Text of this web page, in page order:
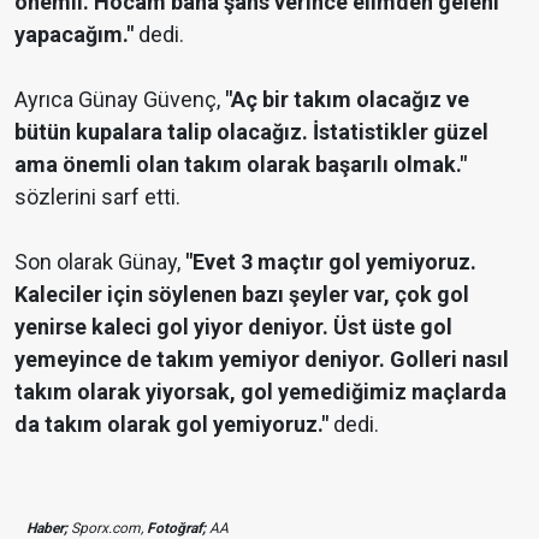
yapacağım." dedi.
Ayrıca Günay Güvenç, "Aç bir takım olacağız ve
bütün kupalara talip olacağız. İstatistikler güzel
ama önemli olan takım olarak başarılı olmak."
sözlerini sarf etti.
Son olarak Günay, "Evet 3 maçtır gol yemiyoruz.
Kaleciler için söylenen bazı şeyler var, çok gol
yenirse kaleci gol yiyor deniyor. Üst üste gol
yemeyince de takım yemiyor deniyor. Golleri nasıl
takım olarak yiyorsak, gol yemediğimiz maçlarda
da takım olarak gol yemiyoruz." dedi.
Haber;Sporx.com, Fotoğraf;AA